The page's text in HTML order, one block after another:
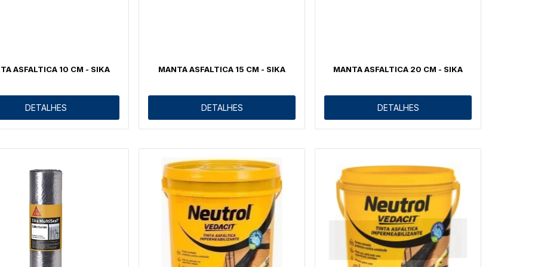
ASFALTICA 10 CM - SIKA
DETALHES
MANTA ASFALTICA 15 CM - SIKA
DETALHES
MANTA ASFALTICA 20 CM - SIKA
DETALHES